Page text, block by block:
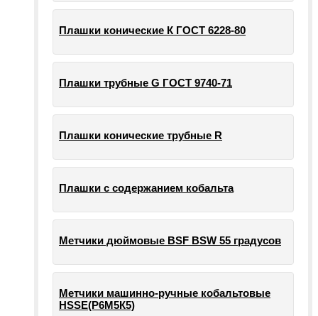
Плашки конические К ГОСТ 6228-80
Плашки трубные G ГОСТ 9740-71
Плашки конические трубные R
Плашки с содержанием кобальта
Метчики дюймовые BSF BSW 55 градусов
Метчики машинно-ручные кобальтовые
HSSE(Р6М5К5)